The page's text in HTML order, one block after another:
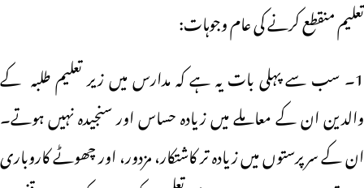
تعلیم منقطع کرنے کی عام وجوہات:
1۔ سب سے پہلی بات یہ ہے کہ مدارس میں زیر تعلیم طلبہ کے
والدین ان کے معاملے میں زیادہ حساس اور سنجیدہ نہیں ہوتے۔
ان کے سرپرستوں میں زیادہ تر کاشتکار، مزدور، اور چھوٹے کاروباری